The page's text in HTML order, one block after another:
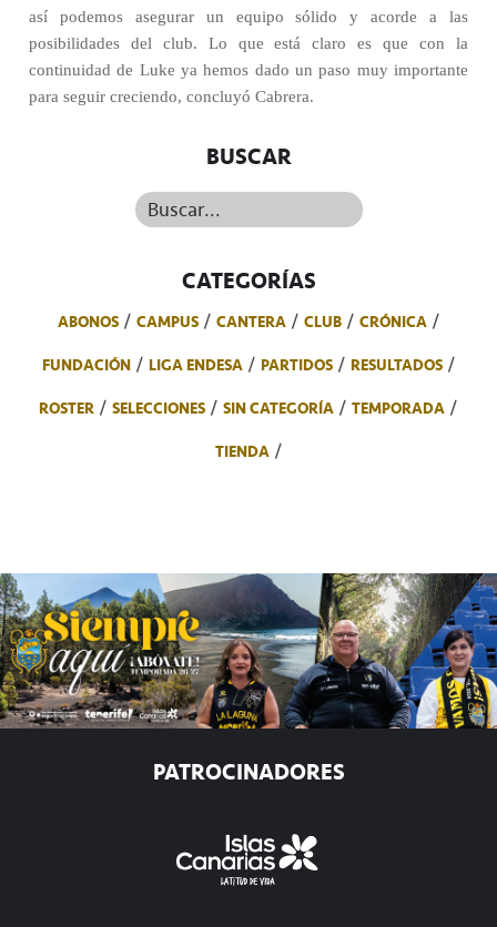
así podemos asegurar un equipo sólido y acorde a las
posibilidades del club. Lo que está claro es que con la
continuidad de Luke ya hemos dado un paso muy importante
para seguir creciendo, concluyó Cabrera.
BUSCAR
Buscar...
CATEGORÍAS
ABONOS CAMPUS CANTERA CLUB
CRÓNICA
FUNDACIÓN
LIGA ENDESA PARTIDOS
RESULTADOS
ROSTER
SELECCIONES SIN CATEGORÍA
TEMPORADA
TIENDA
PATROCINADORES